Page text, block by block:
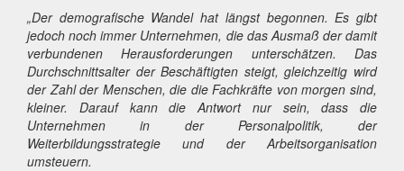
„Der demografische Wandel hat längst begonnen. Es gibt
jedoch noch immer Unternehmen, die das Ausmaß der damit
verbundenen Herausforderungen unterschätzen. Das
Durchschnittsalter der Beschäftigten steigt, gleichzeitig wird
der Zahl der Menschen, die die Fachkräfte von morgen sind,
kleiner. Darauf kann die Antwort nur sein, dass die
Unternehmen in der Personalpolitik, der
Weiterbildungsstrategie und der Arbeitsorganisation
umsteuern.